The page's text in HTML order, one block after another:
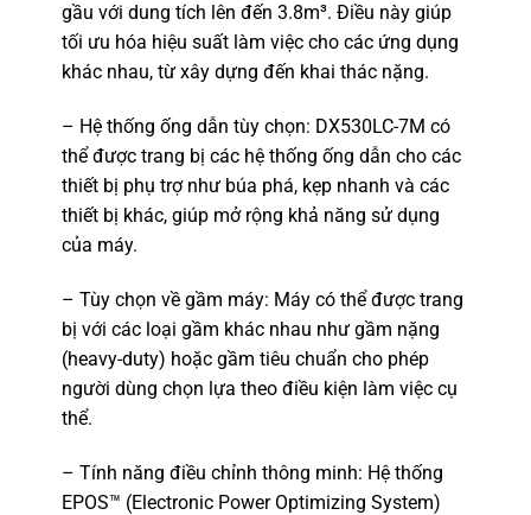
gầu với dung tích lên đến 3.8m³. Điều này giúp
tối ưu hóa hiệu suất làm việc cho các ứng dụng
khác nhau, từ xây dựng đến khai thác nặng.
– Hệ thống ống dẫn tùy chọn: DX530LC-7M có
thể được trang bị các hệ thống ống dẫn cho các
thiết bị phụ trợ như búa phá, kẹp nhanh và các
thiết bị khác, giúp mở rộng khả năng sử dụng
của máy.
– Tùy chọn về gầm máy: Máy có thể được trang
bị với các loại gầm khác nhau như gầm nặng
(heavy-duty) hoặc gầm tiêu chuẩn cho phép
người dùng chọn lựa theo điều kiện làm việc cụ
thể.
– Tính năng điều chỉnh thông minh: Hệ thống
EPOS™ (Electronic Power Optimizing System)